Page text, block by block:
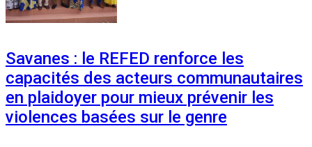
Savanes : le REFED renforce les
capacités des acteurs communautaires
en plaidoyer pour mieux prévenir les
violences basées sur le genre